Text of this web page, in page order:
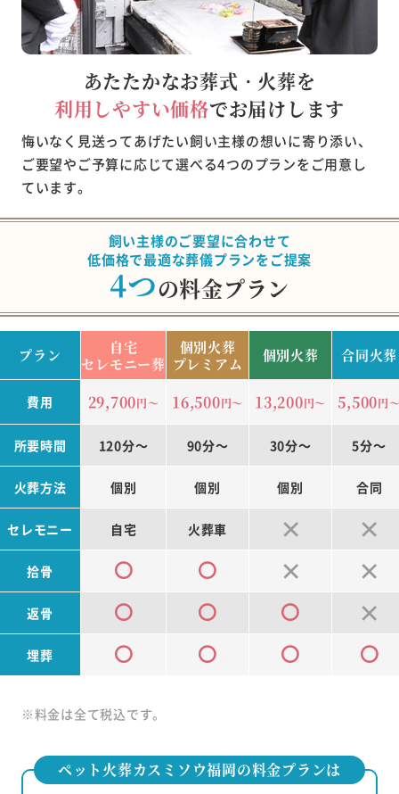
あたたかなお葬式・火葬を
利用しやすい価格でお届けします
悔いなく見送ってあげたい飼い主様の想いに寄り添い、
ご要望やご予算に応じて選べる4つのプランをご用意し
ています。
飼い主様のご要望に合わせて
低価格で最適な葬儀プランをご提案
4つの料金プラン
プラン
自宅
セレモニー葬
個別火葬
プレミアム
個別火葬 合同火葬
費用 29,700円～ 16,500円～ 13,200円～ 5,500円
所要時間 120分～ 90分～ 30分～ 5分～
火葬方法 個別 個別 個別 合同
セレモニー 自宅 火葬車
拾骨
返骨
埋葬
※料金は全て税込です。
ペット火葬カスミソウ福岡の料金プランは